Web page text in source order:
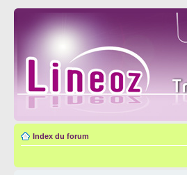
Index du forum